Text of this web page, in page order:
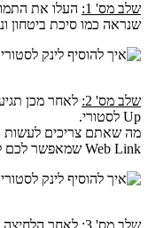
שלב מס' 1:
העלו את
שנראה כמו סיכת ביטחון
שלב מס' 2:
Up לסטורי.
מה שאתם צריכים לעשות
Web Link שמאפשר לכם להזין את הקישור (את כתובת ה-Url).